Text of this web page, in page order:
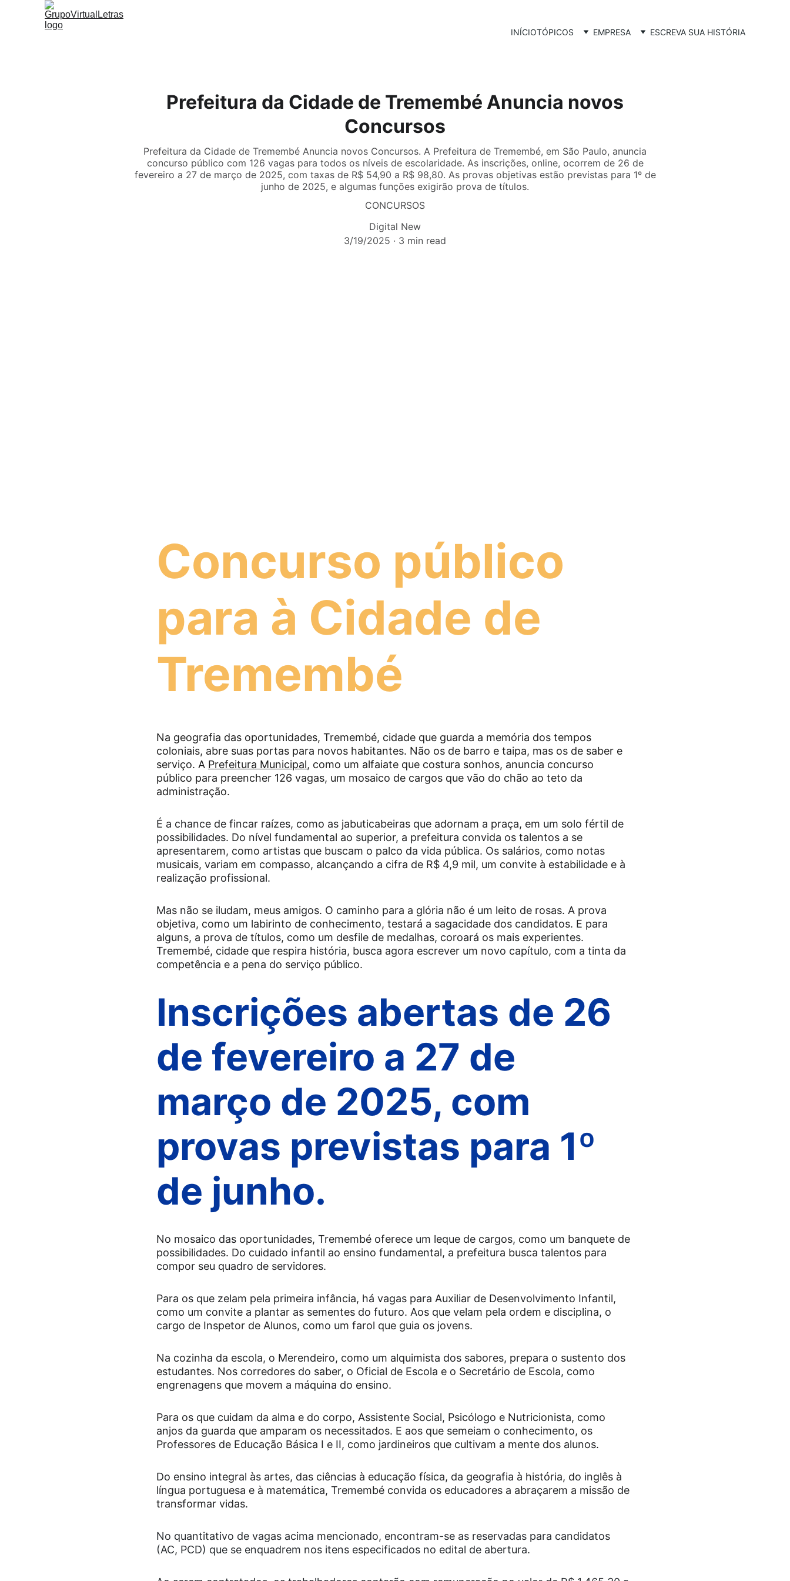
INÍCIOTÓPICOS EMPRESA ESCREVA SUA HISTÓRIA
Prefeitura da Cidade de Tremembé Anuncia novos
Concursos
Prefeitura da Cidade de Tremembé Anuncia novos Concursos. A Prefeitura de Tremembé, em São Paulo, anuncia
concurso público com 126 vagas para todos os níveis de escolaridade. As inscrições, online, ocorrem de 26 de
fevereiro a 27 de março de 2025, com taxas de R$ 54,90 a R$ 98,80. As provas objetivas estão previstas para 1º de
junho de 2025, e algumas funções exigirão prova de títulos.
CONCURSOS
Digital New
3/19/2025
3 min read
Concurso público
para à Cidade de
Tremembé
Na geografia das oportunidades, Tremembé, cidade que guarda a memória dos tempos
coloniais, abre suas portas para novos habitantes. Não os de barro e taipa, mas os de saber e
serviço. A Prefeitura Municipal, como um alfaiate que costura sonhos, anuncia concurso
público para preencher 126 vagas, um mosaico de cargos que vão do chão ao teto da
administração.
É a chance de fincar raízes, como as jabuticabeiras que adornam a praça, em um solo fértil de
possibilidades. Do nível fundamental ao superior, a prefeitura convida os talentos a se
apresentarem, como artistas que buscam o palco da vida pública. Os salários, como notas
musicais, variam em compasso, alcançando a cifra de R$ 4,9 mil, um convite à estabilidade e à
realização profissional.
Mas não se iludam, meus amigos. O caminho para a glória não é um leito de rosas. A prova
objetiva, como um labirinto de conhecimento, testará a sagacidade dos candidatos. E para
alguns, a prova de títulos, como um desfile de medalhas, coroará os mais experientes.
Tremembé, cidade que respira história, busca agora escrever um novo capítulo, com a tinta da
competência e a pena do serviço público.
Inscrições abertas de 26
de fevereiro a 27 de
março de 2025, com
provas previstas para 1º
de junho.
No mosaico das oportunidades, Tremembé oferece um leque de cargos, como um banquete de
possibilidades. Do cuidado infantil ao ensino fundamental, a prefeitura busca talentos para
compor seu quadro de servidores.
Para os que zelam pela primeira infância, há vagas para Auxiliar de Desenvolvimento Infantil,
como um convite a plantar as sementes do futuro. Aos que velam pela ordem e disciplina, o
cargo de Inspetor de Alunos, como um farol que guia os jovens.
Na cozinha da escola, o Merendeiro, como um alquimista dos sabores, prepara o sustento dos
estudantes. Nos corredores do saber, o Oficial de Escola e o Secretário de Escola, como
engrenagens que movem a máquina do ensino.
Para os que cuidam da alma e do corpo, Assistente Social, Psicólogo e Nutricionista, como
anjos da guarda que amparam os necessitados. E aos que semeiam o conhecimento, os
Professores de Educação Básica I e II, como jardineiros que cultivam a mente dos alunos.
Do ensino integral às artes, das ciências à educação física, da geografia à história, do inglês à
língua portuguesa e à matemática, Tremembé convida os educadores a abraçarem a missão de
transformar vidas.
No quantitativo de vagas acima mencionado, encontram-se as reservadas para candidatos
(AC, PCD) que se enquadrem nos itens especificados no edital de abertura.